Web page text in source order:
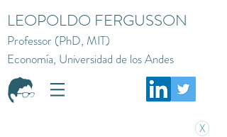
LEOPOLDO FERGUSSON
Professor (PhD, MIT)
Economía, Universidad de los Andes
X